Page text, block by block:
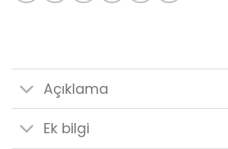
Açıklama
Ek bilgi